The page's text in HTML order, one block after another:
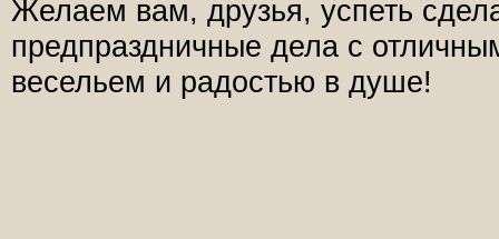
Желаем вам, друзья, успеть
предпраздничные дела с
весельем и радостью в душе!